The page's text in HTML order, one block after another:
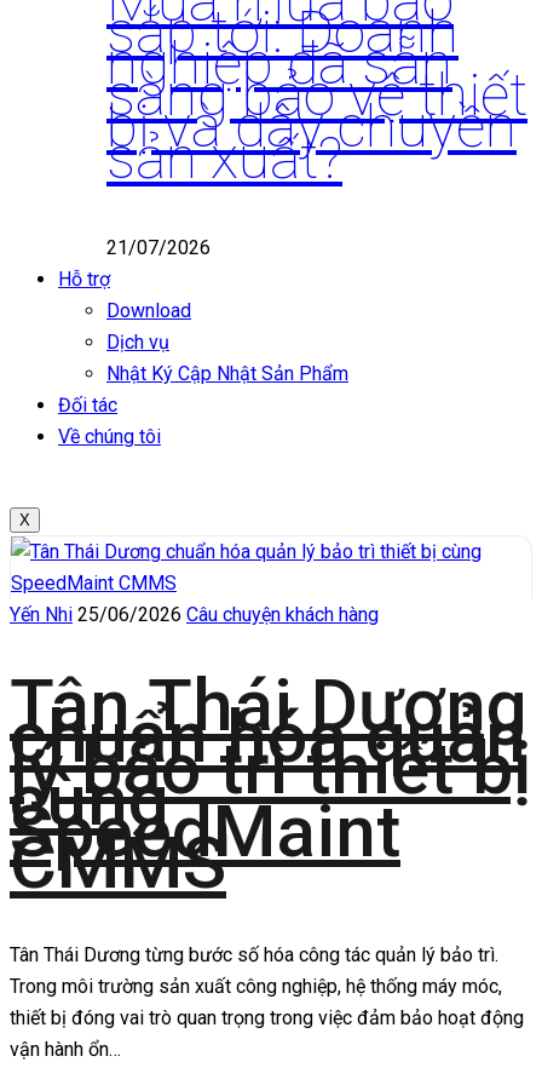
sắp tới: Doanh
nghiệp đã sẵn
sàng bảo vệ thiết
bị và dây chuyền
sản xuất?
21/07/2026
Hỗ trợ
Download
Dịch vụ
Nhật Ký Cập Nhật Sản Phẩm
Đối tác
Về chúng tôi
X
Yến Nhi 25/06/2026 Câu chuyện khách hàng
Tân Thái Dương
chuẩn hóa quản
lý bảo trì thiết bị
cùng
SpeedMaint
CMMS
Tân Thái Dương từng bước số hóa công tác quản lý bảo trì.
Trong môi trường sản xuất công nghiệp, hệ thống máy móc,
thiết bị đóng vai trò quan trọng trong việc đảm bảo hoạt động
vận hành ổn…